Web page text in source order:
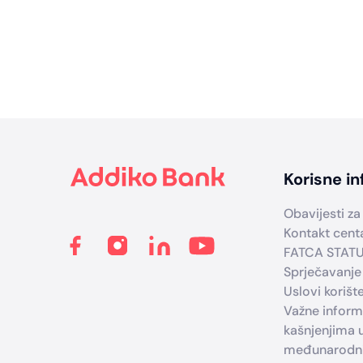
Korisne
Obavijesti
Kontakt
FATCA
Uslovi
Važne
kašnjenjima